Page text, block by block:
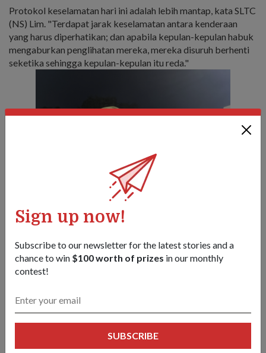
Sign up now!
Subscribe to our newsletter for the latest stories and a
chance to win $100 worth of prizes in our monthly
contest!
SUBSCRIBE
Protokol keselamatan hari ini adalah lebih mantap, kata SLTC
(NS) Lim. "Terdapat jarak keselamatan antara kenderaan
yang harus diperhatikan; dan apabila kepulan-kepulan habuk
mengaburkan penglihatan mereka, mereka disuruh berhenti
seketika sehingga kepulan-kepulan itu reda."
SLTC (NS) Lim (kiri) menampalkan chevron pada pakaian